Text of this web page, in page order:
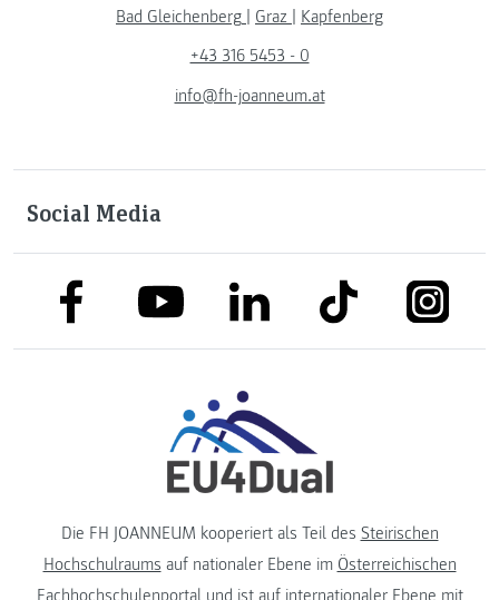
Bad Gleichenberg | Graz | Kapfenberg
+43 316 5453 - 0
info@fh-joanneum.at
Social Media
link to facebooklink to youtubelink to linkedinlink to tiktok link to
Die FH JOANNEUM kooperiert als Teil des Steirischen
Hochschulraums auf nationaler Ebene im Österreichischen